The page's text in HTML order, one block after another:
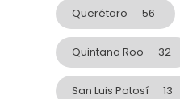
Querétaro 56
Quintana Roo 32
San Luis Potosí 13